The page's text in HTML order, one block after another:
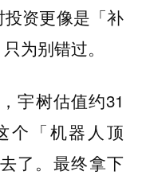
资更像是「补
为别错过。
宇树估值约31
个「机器人顶
了。最终拿下